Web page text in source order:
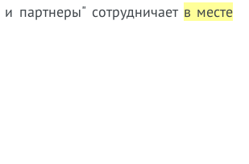
партнеры" сотрудничает в месте